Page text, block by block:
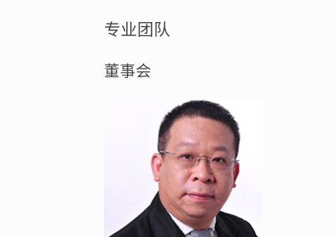
专业团队
董事会